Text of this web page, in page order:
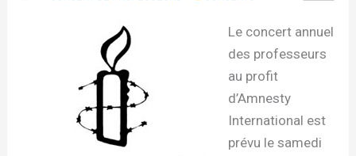
Le concert annuel
des professeurs
au profit
d’Amnesty
International est
prévu le samedi